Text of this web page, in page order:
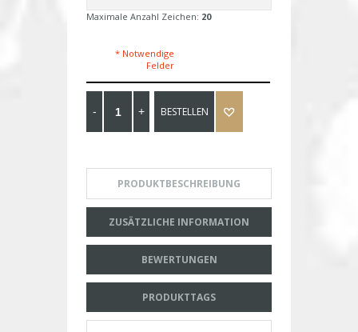
Maximale Anzahl Zeichen: 20
* Notwendige
Felder
BESTELLEN
PRODUKTBESCHREIBUNG
ZUSÄTZLICHE INFORMATION
BEWERTUNGEN
PRODUKTTAGS